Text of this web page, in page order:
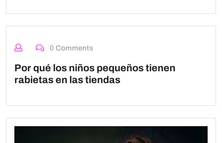
0 Comments
Por qué los niños pequeños tienen
rabietas en las tiendas